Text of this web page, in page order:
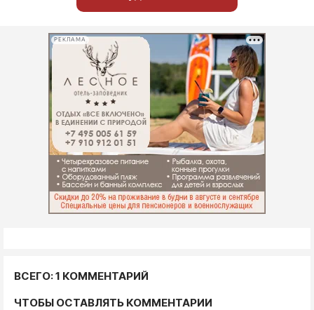
РЕКЛАМА
ВСЕГО: 1 КОММЕНТАРИЙ
ЧТОБЫ ОСТАВЛЯТЬ КОММЕНТАРИИ